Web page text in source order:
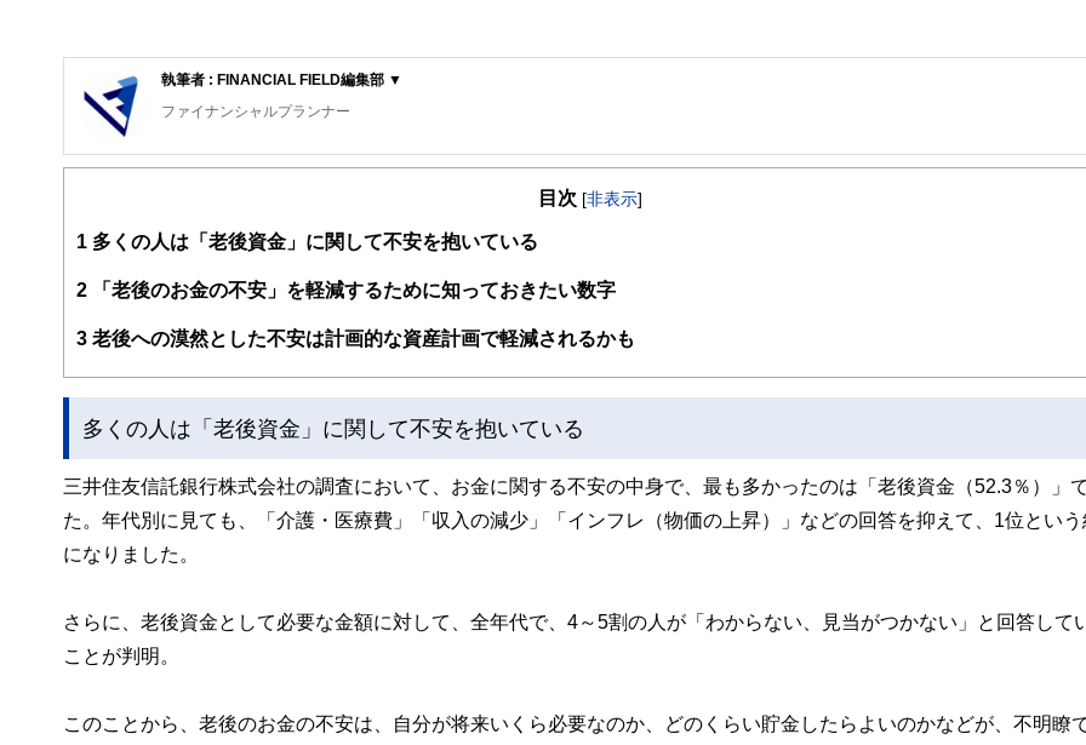
執筆者 : FINANCIAL FIELD編集部 ▼
ファイナンシャルプランナー
FinancialField編集部は、金融、経済に関する記事を、日々の暮らしにどのような影響を与えるかという視点で、お金の知識がない方でも理解
案から記事掲載まですべての工程に関わることで、読者目線のコンテンツを追求しています。
FinancialFieldの特徴は、ファイナンシャルプランナー、弁護士、税理士、宅地建物取引士、相続診断士、住宅ローンアドバイザー、DCプラン
ー、公認会計士、社会保険労務士、行政書士、投資アナリスト、キャリアコンサルタントなど150名以上の有資格者を執筆者・監修者として迎
私たちは、快適でより良い生活のアイデアを提供するお金のコンシェルジュを目指します。
目次 [非表示]
1 多くの人は「老後資金」に関して不安を抱いている
2 「老後のお金の不安」を軽減するために知っておきたい数字
3 老後への漠然とした不安は計画的な資産計画で軽減されるかも
多くの人は「老後資金」に関して不安を抱いている
三井住友信託銀行株式会社の調査において、お金に関する不安の中身で、最も多かったのは「老後資金（52.3％）」
た。年代別に見ても、「介護・医療費」「収入の減少」「インフレ（物価の上昇）」などの回答を抑えて、1位とい
になりました。
さらに、老後資金として必要な金額に対して、全年代で、4～5割の人が「わからない、見当がつかない」と回答して
ことが判明。
このことから、老後のお金の不安は、自分が将来いくら必要なのか、どのくらい貯金したらよいのかなどが、不明瞭